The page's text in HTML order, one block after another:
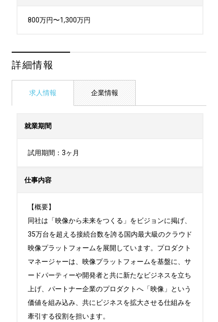
800万円〜1,300万円
詳細情報
求人情報 企業情報
就業期間
試用期間：3ヶ月
仕事内容
【概要】
同社は「映像から未来をつくる」をビジョンに掲げ、
35万台を超える接続台数を誇る国内最大級のクラウド
映像プラットフォームを展開しています。プロダクト
マネージャーは、映像プラットフォームを基盤に、サ
ードパーティーや開発者と共に新たなビジネスを立ち
上げ、パートナー企業のプロダクトへ「映像」という
価値を組み込み、共にビジネスを拡大させる仕組みを
牽引する役割を担います。